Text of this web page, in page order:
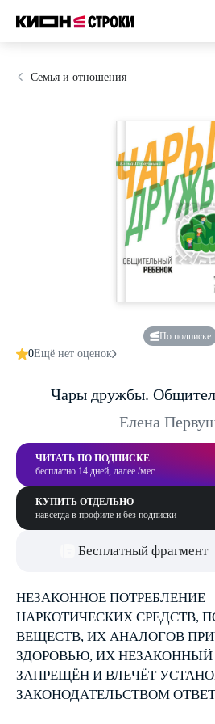
Семья и отношения
По подписке
0Ещё нет оценок
Чары дружбы.
Елена
ЧИТАТЬ ПО ПОДПИСКЕ
бесплатно 14 дней, далее /мес
КУПИТЬ ОТДЕЛЬНО
навсегда в профиле и без подписки
Бесплатный фрагмент
НЕЗАКОННОЕ ПОТРЕБЛЕНИЕ
НАРКОТИЧЕСКИХ СРЕДСТВ,
ВЕЩЕСТВ, ИХ АНАЛОГОВ
ЗДОРОВЬЮ, ИХ НЕЗАКОННЫЙ
ЗАПРЕЩЁН И ВЛЕЧЁТ
ЗАКОНОДАТЕЛЬСТВОМ